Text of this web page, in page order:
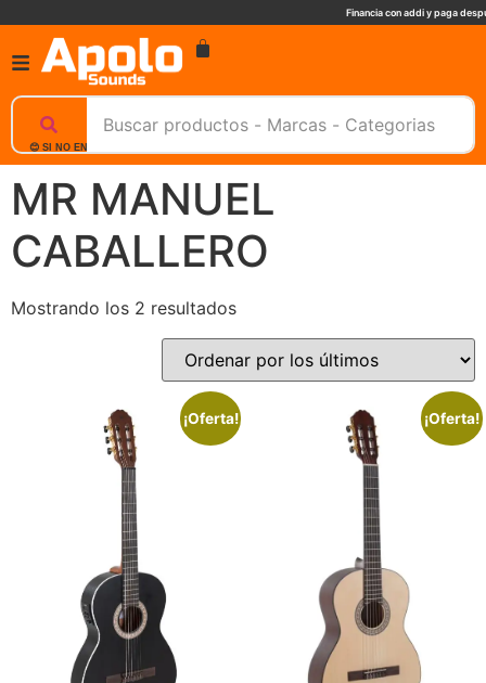
Financia con addi y paga
😊 SI NO ENCUENTRAS UN PRODUCTO, NOSOTROS TE AYUDAMOS, ESCRIBENOS. 📲
MR MANUEL
CABALLERO
Mostrando los 2 resultados
¡Oferta! ¡Oferta!